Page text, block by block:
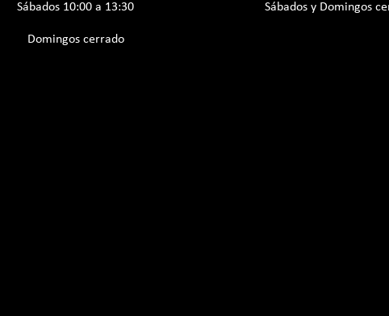
Sábados 10:00 a 13:30
Domingos cerrado
Sábados y Domingos